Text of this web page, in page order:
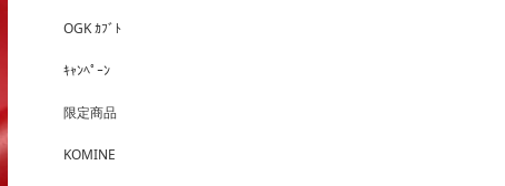
OGK ｶﾌﾞﾄ
ｷｬﾝﾍﾟｰﾝ
限定商品
KOMINE